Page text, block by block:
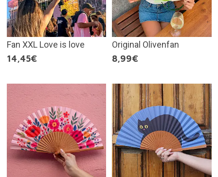
Fan XXL Love is love
14,45€
Original Olivenfan
8,99€